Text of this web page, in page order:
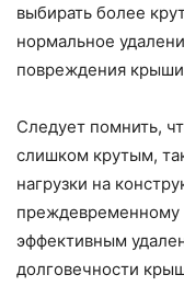
выбирать более
нормальное
повреждения
Следует помнить,
слишком крутым,
нагрузки на
преждевременному
эффективным
долговечности